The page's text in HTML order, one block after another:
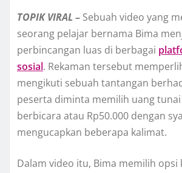
TOPIK VIRAL – Sebuah video yang
seorang pelajar bernama Bima
perbincangan luas di berbagai
sosial. Rekaman tersebut
mengikuti sebuah tantangan
peserta diminta memilih uang tunai
berbicara atau Rp50.000 dengan
mengucapkan beberapa kalimat.
Dalam video itu, Bima memilih opsi